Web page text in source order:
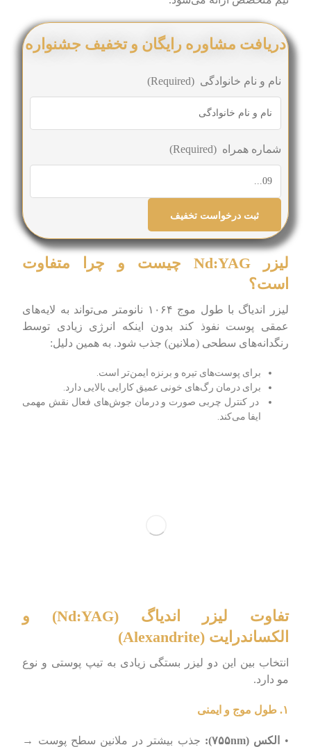
دریافت مشاوره رایگان و تخفیف جشنواره
نام و نام خانوادگی (Required)
شماره همراه (Required)
لیزر Nd:YAG چیست و چرا متفاوت
است؟
لیزر اندیاگ با طول موج ۱۰۶۴ نانومتر می‌تواند به لایه‌های
عمقی پوست نفوذ کند بدون اینکه انرژی زیادی توسط
رنگدانه‌های سطحی (ملانین) جذب شود. به همین دلیل:
برای پوست‌های تیره و برنزه ایمن‌تر است.
برای درمان رگ‌های خونی عمیق کارایی بالایی دارد.
در کنترل چربی صورت و درمان جوش‌های فعال نقش مهمی
ایفا می‌کند.
تفاوت لیزر اندیاگ (Nd:YAG) و
الکساندرایت (Alexandrite)
انتخاب بین این دو لیزر بستگی زیادی به تیپ پوستی و نوع
مو دارد.
۱. طول موج و ایمنی
• الکس (۷۵۵nm):
جذب بیشتر در ملانین سطح پوست →